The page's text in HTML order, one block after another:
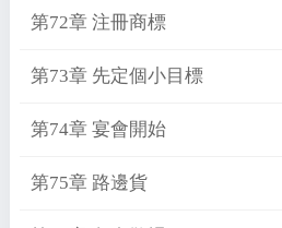
第72章 注冊商標
第73章 先定個小目標
第74章 宴會開始
第75章 路邊貨